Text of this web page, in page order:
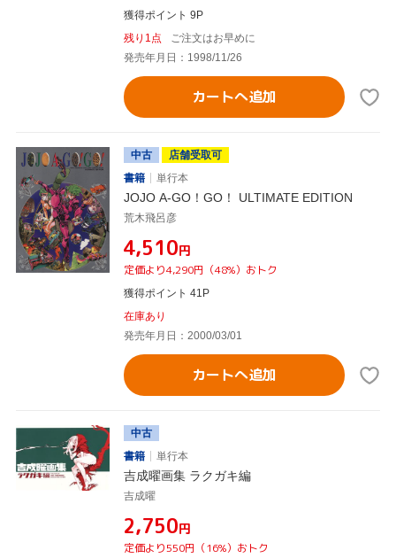
獲得ポイント 9P
残り1点
ご注文はお早めに
発売年月日：1998/11/26
カートへ追加
中古
店舗受取可
書籍
単行本
JOJO A-GO！GO！ ULTIMATE EDITION
荒木飛呂彦
¥4,510円
定価より4,290円（48%）おトク
獲得ポイント 41P
在庫あり
発売年月日：2000/03/01
カートへ追加
中古
書籍
単行本
吉成曜画集 ラクガキ編
吉成曜
¥2,750円
定価より550円（16%）おトク